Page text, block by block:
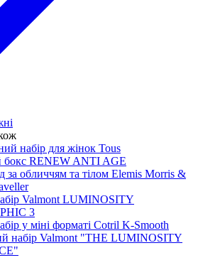
набір для жінок Tous
бокс RENEW ANTI AGE
за обличчям та тілом Elemis Morris &
Valmont LUMINOSITY
3
у міні форматі Cotril K-Smooth
набір Valmont "THE LUMINOSITY